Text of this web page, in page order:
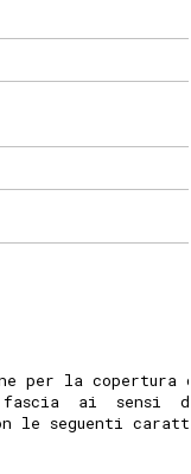
per la copertura
fascia  ai  sensi
le seguenti